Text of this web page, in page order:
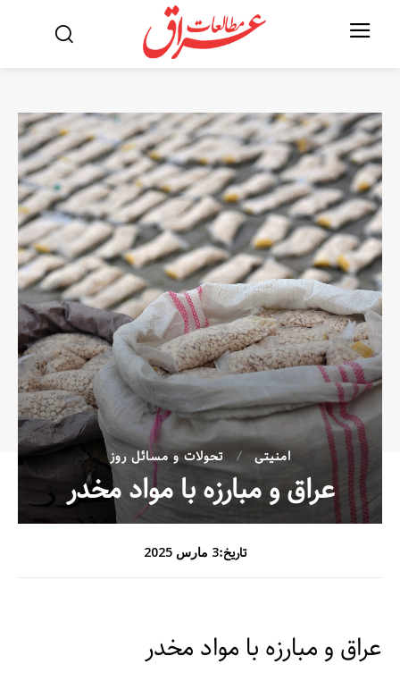
امنیتی تحولات و مسائل روز
عراق و مبارزه با مواد مخدر
تاریخ:3 مارس 2025
عراق و مبارزه با مواد مخدر